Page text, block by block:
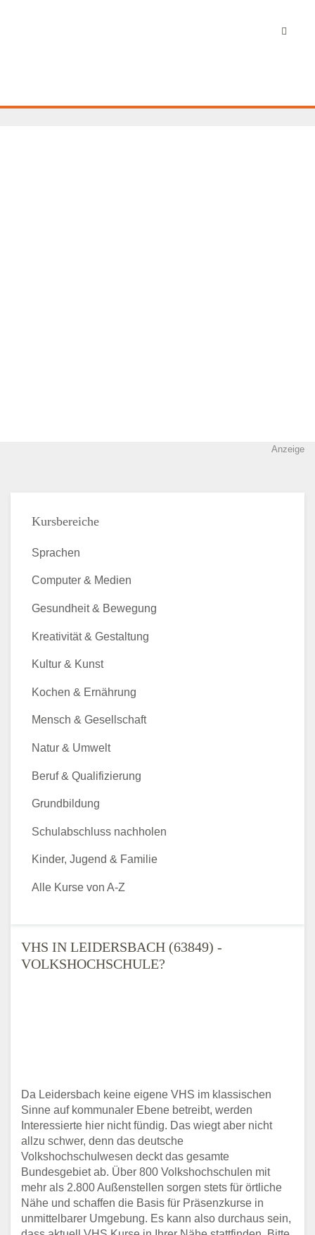
Anzeige
VHS IN LEIDERSBACH (63849) -
VOLKSHOCHSCHULE?
Da Leidersbach keine eigene VHS im klassischen
Sinne auf kommunaler Ebene betreibt, werden
Interessierte hier nicht fündig. Das wiegt aber nicht
allzu schwer, denn das deutsche
Volkshochschulwesen deckt das gesamte
Bundesgebiet ab. Über 800 Volkshochschulen mit
mehr als 2.800 Außenstellen sorgen stets für örtliche
Nähe und schaffen die Basis für Präsenzkurse in
unmittelbarer Umgebung. Es kann also durchaus sein,
Kursbereiche
Sprachen
Computer & Medien
Gesundheit & Bewegung
Kreativität & Gestaltung
Kultur & Kunst
Kochen & Ernährung
Mensch & Gesellschaft
Natur & Umwelt
Beruf & Qualifizierung
Grundbildung
Schulabschluss nachholen
Kinder, Jugend & Familie
Alle Kurse von A-Z